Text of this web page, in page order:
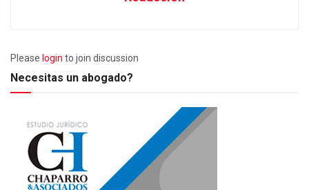
Please login to join discussion
Necesitas un abogado?